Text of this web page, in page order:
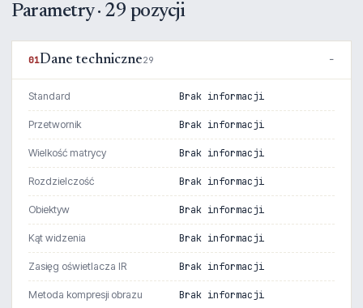
Parametry · 29 pozycji
01Dane techniczne29
Standard Brak informacji
Przetwornik Brak informacji
Wielkość matrycy Brak informacji
Rozdzielczość Brak informacji
Obiektyw Brak informacji
Kąt widzenia Brak informacji
Zasięg oświetlacza IR Brak informacji
Metoda kompresji obrazu Brak informacji